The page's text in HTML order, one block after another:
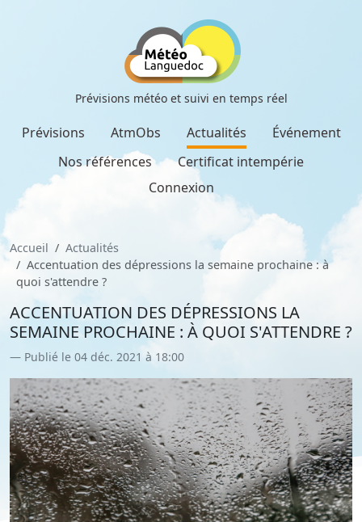
Prévisions météo et suivi en temps réel
Prévisions AtmObs Actualités
Événement
Nos références
Certificat intempérie
Connexion
Accueil
Actualités
Accentuation des dépressions la semaine prochaine : à
quoi s'attendre ?
ACCENTUATION DES DÉPRESSIONS LA
SEMAINE PROCHAINE : À QUOI S'ATTENDRE ?
Publié le 04 déc. 2021 à 18:00